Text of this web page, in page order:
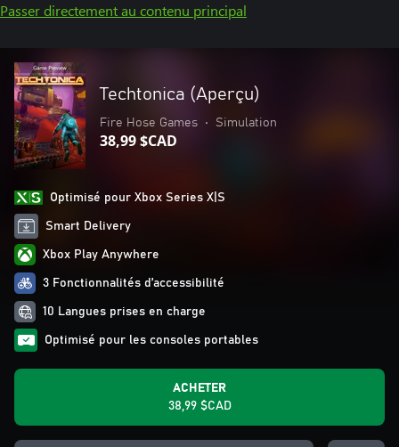
Passer directement au contenu principal
Techtonica (Aperçu)
Fire Hose Games • Simulation
38,99 $CAD
Optimisé pour Xbox Series X|S
Smart Delivery
Xbox Play Anywhere
3 Fonctionnalités d’accessibilité
10 Langues prises en charge
Optimisé pour les consoles portables
ACHETER
38,99 $CAD